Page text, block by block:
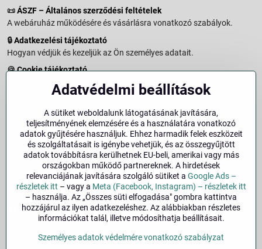
📜ÁSZF – Általános szerződési feltételek
A webáruház működésére és vásárlásra vonatkozó szabályok.
🔒Adatkezelési tájékoztató
Hogyan védjük és kezeljük az Ön személyes adatait.
🍪Cookie tájékoztató
A weboldalon használt sütikről és adatkezelésről.
Vásárlástól való elállás menete és feltételei.
Elállás a szerződéstől
Impresszum
Üzemeltetői adatok és jogi tudnivalók.
🔐Biztonság
Facebook Instagram
Adatvédelmi beállítások
A sütiket weboldalunk látogatásának javítására,
teljesítményének elemzésére és a használatára vonatkozó
adatok gyűjtésére használjuk. Ehhez harmadik felek eszközeit
és szolgáltatásait is igénybe vehetjük, és az összegyűjtött
adatok továbbításra kerülhetnek EU-beli, amerikai vagy más
országokban működő partnereknek. A hirdetések
relevanciájának javítására szolgáló sütiket a Google Ads –
részletek itt – vagy a Meta (Facebook, Instagram) – részletek itt
– használja. Az „Összes süti elfogadása" gombra kattintva
hozzájárul az ilyen adatkezeléshez. Az alábbiakban részletes
információkat talál, illetve módosíthatja beállításait.
Személyes adatok védelmére vonatkozó szabályzat